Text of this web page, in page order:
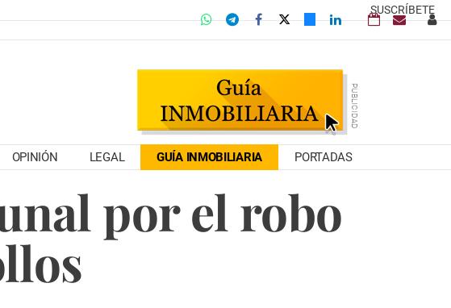
SUSCRÍBETE
OPINIÓN LEGAL GUÍA INMOBILIARIA PORTADAS
por el robo